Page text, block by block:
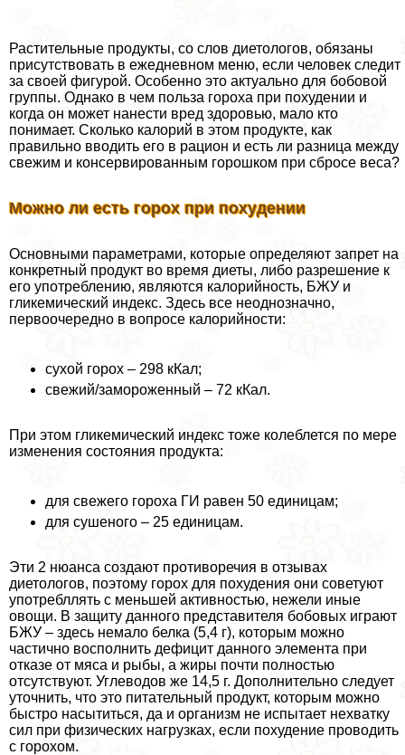
Растительные продукты, со слов диетологов, обязаны
присутствовать в ежедневном меню, если человек следит
за своей фигурой. Особенно это актуально для бобовой
группы. Однако в чем польза гороха при похудении и
когда он может нанести вред здоровью, мало кто
понимает. Сколько калорий в этом продукте, как
правильно вводить его в рацион и есть ли разница между
свежим и консервированным горошком при сбросе веса?
Можно ли есть горох при похудении
Основными параметрами, которые определяют запрет на
конкретный продукт во время диеты, либо разрешение к
его употрeблению, являются калорийность, БЖУ и
гликемический индекс. Здесь все неоднозначно,
первоочередно в вопросе калорийности:
сухой горох – 298 кКал;
свежий/замороженный – 72 кКал.
При этом гликемический индекс тоже колeблется по мере
изменения состояния продукта:
для свежего гороха ГИ равен 50 единицам;
для сушеного – 25 единицам.
Эти 2 нюанса создают противоречия в отзывах
диетологов, поэтому горох для похудения они советуют
употрeбллять с меньшей активностью, нежели иные
овощи. В защиту данного представителя бобовых играют
БЖУ – здесь немало белка (5,4 г), которым можно
частично восполнить дефицит данного элемента при
отказе от мяса и рыбы, а жиры почти полностью
отсутствуют. Углеводов же 14,5 г. Дополнительно следует
уточнить, что это питательный продукт, которым можно
быстро насытиться, да и организм не испытает нехватку
сил при физических нагрузках, если похудение проводить
с горохом.